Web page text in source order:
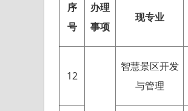
序
号
办理
事项
现专业
12
智慧景区开发
与管理